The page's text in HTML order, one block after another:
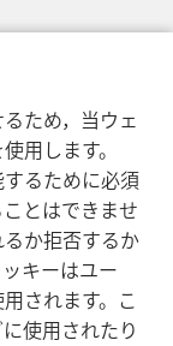
ため，当ウェ
用します。
るために必須
とはできませ
か拒否するか
キーはユー
されます。こ
使用されたり